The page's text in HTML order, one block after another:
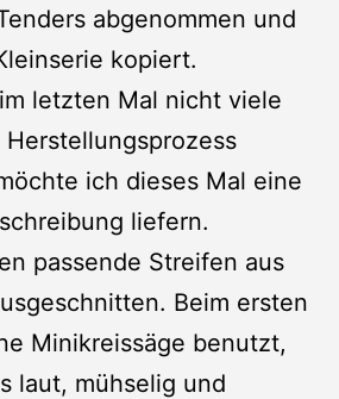
abgenommen und
kopiert.
letzten Mal nicht viele
ich dieses Mal eine
liefern.
passende Streifen aus
Beim ersten
Minikreissäge benutzt,
laut, mühselig und